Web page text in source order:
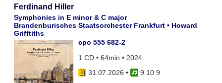
Ferdinand Hiller
Symphonies in E minor & C major
Brandenburisches Staatsorchester Frankfurt • Howard
Grifftiths
cpo 555 682-2
1 CD • 64min • 2024
31.07.2026 •
9 10 9